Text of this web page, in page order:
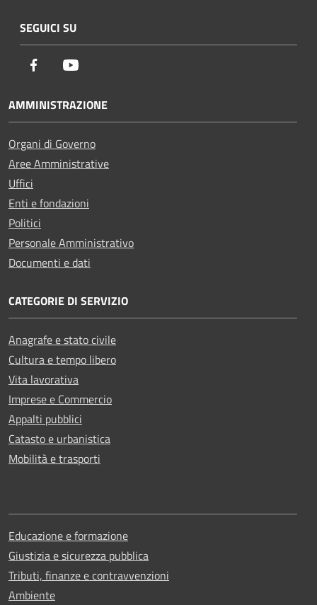
SEGUICI SU
Facebook
AMMINISTRAZIONE
Organi di Governo
Aree Amministrative
Uffici
Enti e fondazioni
Politici
Personale Amministrativo
Documenti e dati
CATEGORIE DI SERVIZIO
Anagrafe e stato civile
Cultura e tempo libero
Vita lavorativa
Imprese e Commercio
Appalti pubblici
Catasto e urbanistica
Mobilità e trasporti
Educazione e formazione
Giustizia e sicurezza pubblica
Tributi, finanze e contravvenzioni
Ambiente